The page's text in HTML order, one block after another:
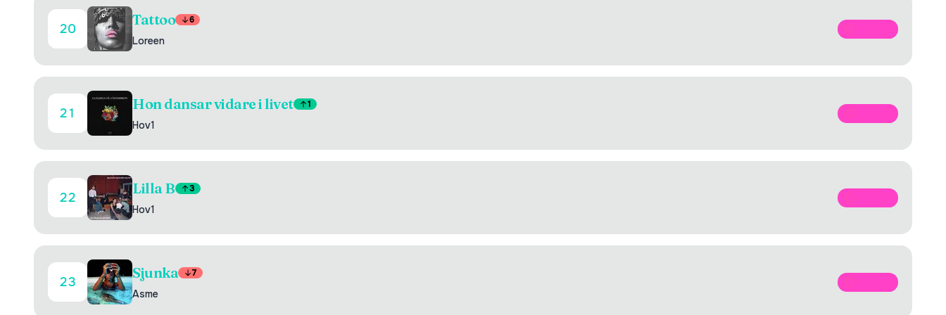
20
Tattoo 6
Loreen
21
Hon dansar vidare i livet 1
Hov1
22
Lilla B 3
Hov1
23
Sjunka 7
Asme